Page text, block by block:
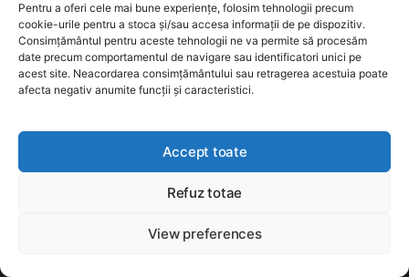
Pentru a oferi cele mai bune experiențe, folosim tehnologii precum
cookie-urile pentru a stoca și/sau accesa informații de pe dispozitiv.
Consimțământul pentru aceste tehnologii ne va permite să procesăm
date precum comportamentul de navigare sau identificatori unici pe
acest site. Neacordarea consimțământului sau retragerea acestuia poate
afecta negativ anumite funcții și caracteristici.
Accept toate
Refuz totae
View preferences
This website uses cookies to improve your experience. We'll